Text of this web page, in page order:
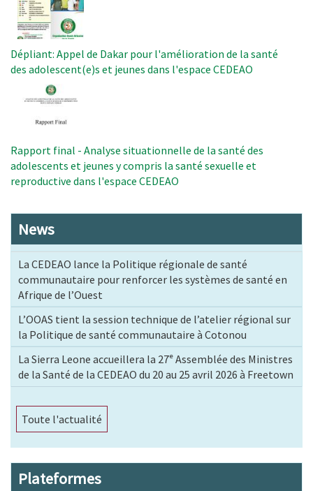
Dépliant: Appel de Dakar pour l'amélioration de la santé
des adolescent(e)s et jeunes dans l'espace CEDEAO
Rapport final - Analyse situationnelle de la santé des
adolescents et jeunes y compris la santé sexuelle et
reproductive dans l'espace CEDEAO
News
La CEDEAO lance la Politique régionale de santé
communautaire pour renforcer les systèmes de santé en
Afrique de l’Ouest
L’OOAS tient la session technique de l’atelier régional sur
la Politique de santé communautaire à Cotonou
La Sierra Leone accueillera la 27ᵉ Assemblée des Ministres
de la Santé de la CEDEAO du 20 au 25 avril 2026 à Freetown
Toute l'actualité
Plateformes